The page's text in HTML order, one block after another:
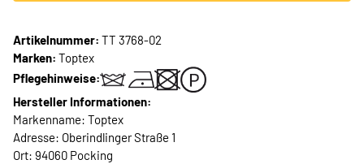
Artikelnummer: TT 3768-02
Marken: Toptex
Pflegehinweise:
Hersteller Informationen:
Markenname: Toptex
Adresse: Oberindlinger Straße 1
Ort: 94060 Pocking